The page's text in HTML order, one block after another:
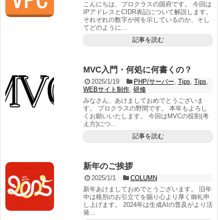
こんにちは、プロクラスの国府です。 今回は
IPアドレスとCIDR表記について解説します。
それぞれの数字が何を示しているのか、そし
てどのように...
記事を読む
MVC入門・何処に何書くの？
2025/1/19 PHP/サーバー, Tips, Tips,
WEBサイト制作, 研修
みなさん、あけましておめでとうございま
す。 プロクラスの野間です。 本年もよろし
くお願いいたします。 今回はMVCの役割(考
え方)につ...
記事を読む
新年のご挨拶
2025/1/1
COLUMN
新年あけましておめでとうございます。 旧年
中は格別のお引立てを賜り心より厚く御礼申
し上げます。 2024年は生成AIの普及がより活
発...